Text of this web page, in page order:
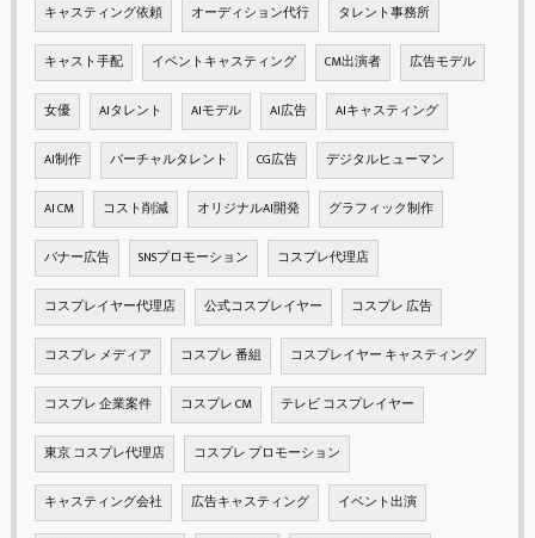
キャスティング依頼 オーディション代行 タレント事務所
キャスト手配 イベントキャスティング CM出演者 広告モデル
女優 AIタレント AIモデル AI広告 AIキャスティング
AI制作 バーチャルタレント CG広告 デジタルヒューマン
AI CM コスト削減 オリジナルAI開発 グラフィック制作
バナー広告 SNSプロモーション コスプレ代理店
コスプレイヤー代理店 公式コスプレイヤー コスプレ 広告
コスプレ メディア コスプレ 番組 コスプレイヤー キャスティング
コスプレ 企業案件 コスプレ CM テレビ コスプレイヤー
東京 コスプレ代理店 コスプレ プロモーション
キャスティング会社 広告キャスティング イベント出演